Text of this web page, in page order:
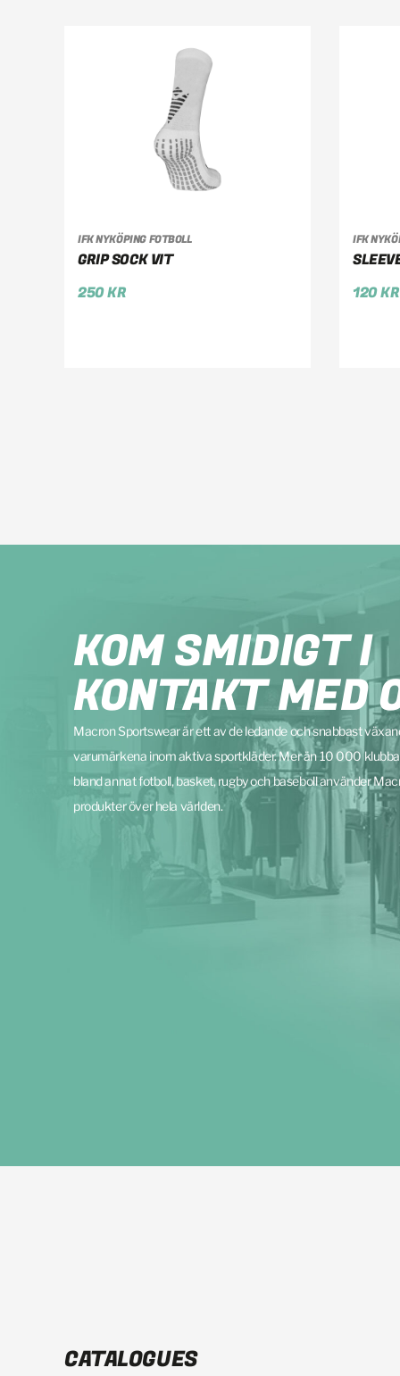
IFK NYKÖPING FOTBOLL
GRIP SOCK VIT
250KR
VÄLJ ALTERNATIV
IFK
120KR
KOM SMIDIGT I
KONTAKT MED
Macron Sportswear är ett av de ledande och snabbast
varumärkena inom aktiva sportkläder. Mer än 10 000
bland annat fotboll, basket, rugby och baseboll använder
produkter över hela världen.
CATALOGUES